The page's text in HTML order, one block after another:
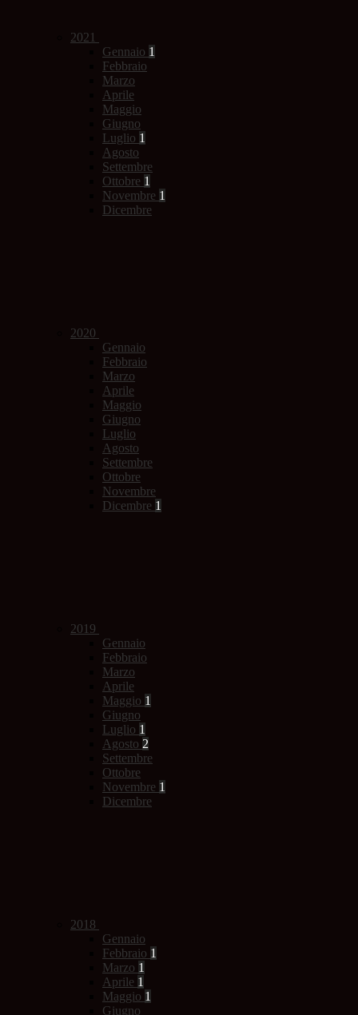
2021
Gennaio 1
Febbraio
Marzo
Aprile
Maggio
Giugno
Luglio 1
Agosto
Settembre
Ottobre 1
Novembre 1
Dicembre
2020
Gennaio
Febbraio
Marzo
Aprile
Maggio
Giugno
Luglio
Agosto
Settembre
Ottobre
Novembre
Dicembre 1
2019
Gennaio
Febbraio
Marzo
Aprile
Maggio 1
Giugno
Luglio 1
Agosto 2
Settembre
Ottobre
Novembre 1
Dicembre
2018
Gennaio
Febbraio 1
Marzo 1
Aprile 1
Maggio 1
Giugno